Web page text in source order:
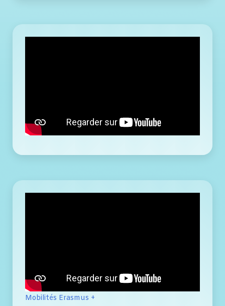
Mobilités Erasmus +